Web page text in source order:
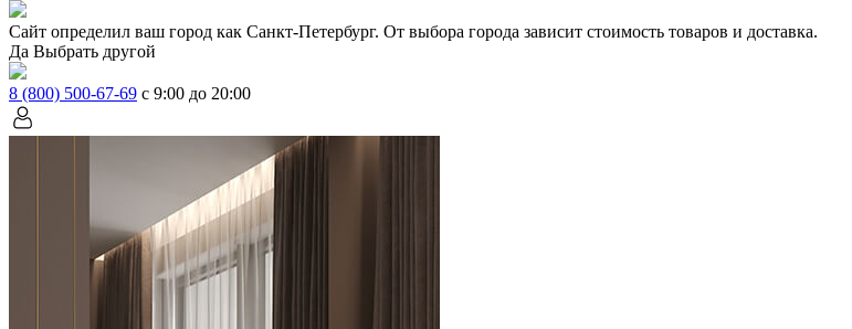
Сайт определил ваш город как Санкт-Петербург. От выбора города зависит стоимость товаров и доставка.
Да Выбрать другой
8 (800) 500-67-69 с 9:00 до 20:00